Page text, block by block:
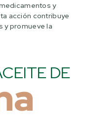
y
acción contribuye
y promueve la
DE